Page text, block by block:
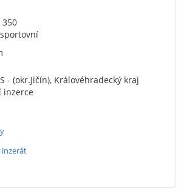
350
- (okr.Jičín), Královéhradecký kraj
inzerce
inzerát